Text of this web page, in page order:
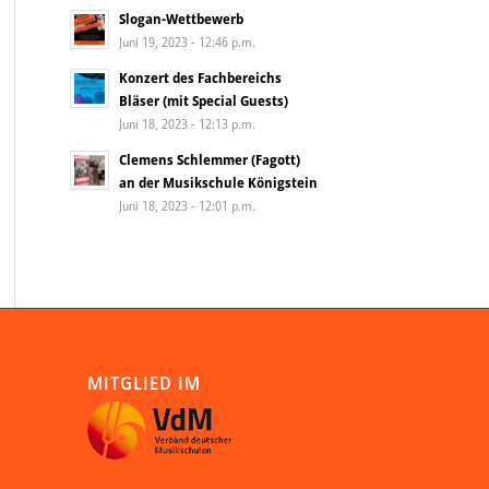
Slogan-Wettbewerb
Juni 19, 2023 - 12:46 p.m.
Konzert des Fachbereichs
Bläser (mit Special Guests)
Juni 18, 2023 - 12:13 p.m.
Clemens Schlemmer (Fagott)
an der Musikschule Königstein
Juni 18, 2023 - 12:01 p.m.
MITGLIED IM